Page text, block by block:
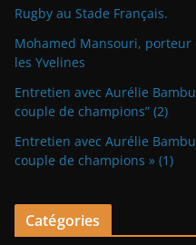
Rugby au Stade Français.
Mohamed Mansouri,
les Yvelines
Entretien avec Aurélie
couple de champions” (2)
Entretien avec Aurélie
couple de champions » (1)
Catégories